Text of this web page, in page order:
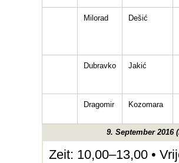
Milorad Dešić
Dubravko Jakić
Dragomir Kozomara
9. September 2016
Zeit: 10,00–13,00 •